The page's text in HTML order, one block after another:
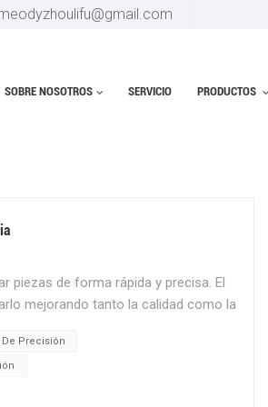
SOBRE NOSOTROS SERVICIO PRODUCTOS
piezas de forma rápida y precisa. El
mejorando tanto la calidad como la
en industrias como
pieza debe cumplir estándares
tornos CNC producen piezas
De Precisión